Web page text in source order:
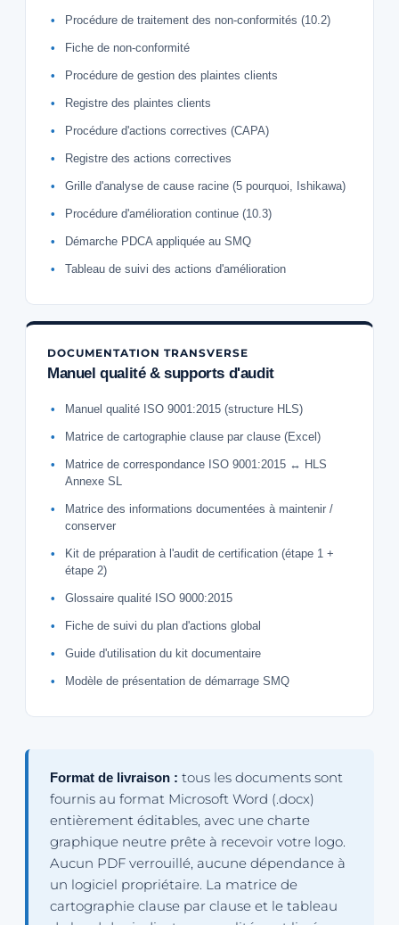
Procédure de traitement des non-conformités (10.2)
Fiche de non-conformité
Procédure de gestion des plaintes clients
Registre des plaintes clients
Procédure d'actions correctives (CAPA)
Registre des actions correctives
Grille d'analyse de cause racine (5 pourquoi, Ishikawa)
Procédure d'amélioration continue (10.3)
Démarche PDCA appliquée au SMQ
Tableau de suivi des actions d'amélioration
DOCUMENTATION TRANSVERSE
Manuel qualité & supports d'audit
Manuel qualité ISO 9001:2015 (structure HLS)
Matrice de cartographie clause par clause (Excel)
Matrice de correspondance ISO 9001:2015 ↔ HLS
Annexe SL
Matrice des informations documentées à maintenir /
conserver
Kit de préparation à l'audit de certification (étape 1 +
étape 2)
Glossaire qualité ISO 9000:2015
Fiche de suivi du plan d'actions global
Guide d'utilisation du kit documentaire
Modèle de présentation de démarrage SMQ
Format de livraison : tous les documents sont
fournis au format Microsoft Word (.docx)
entièrement éditables, avec une charte
graphique neutre prête à recevoir votre logo.
Aucun PDF verrouillé, aucune dépendance à
un logiciel propriétaire. La matrice de
cartographie clause par clause et le tableau